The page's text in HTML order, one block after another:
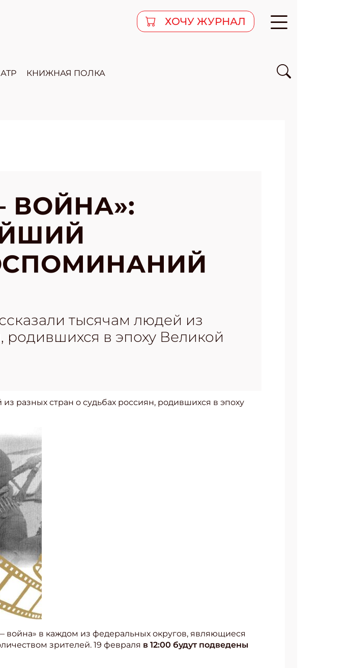
ХОЧУ ЖУРНАЛ
КНИЖНАЯ ПОЛКА
ВОЙНА»:
тысячам людей из
родившихся в эпоху Великой
разных стран о судьбах россиян, родившихся в эпоху
в каждом из федеральных округов, являющиеся
зрителей. 19 февраля в 12:00 будут подведены